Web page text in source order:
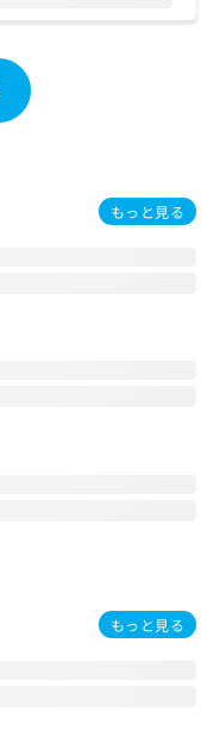
もっと見る
もっと見る